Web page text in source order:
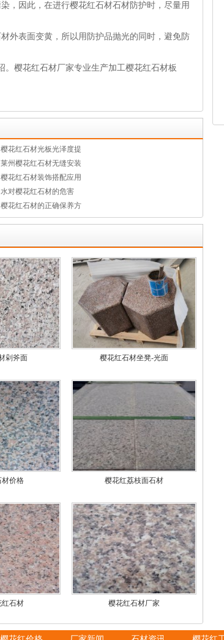
因此，在进行樱花红石材石材防护时，尽量用
表面变黄，所以用防护品抛光的同时，避免防
樱花红石材厂家专业生产加工樱花红石材板
樱花红石材光板光泽度提
莱州樱花红石材无缝安装
樱花红石材装饰搭配应用
水对樱花红石材的危害
樱花红石材的正确保养方
剁斧面 樱花红石材坐凳-光面
材价格 樱花红荔枝面石材
红石材 樱花红石材厂家